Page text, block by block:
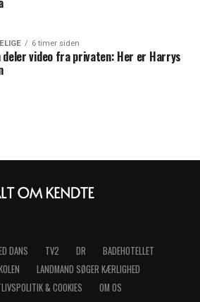
6 timer siden
deler video fra privaten: Her er Harrys
DANS TV2 DR
BADEHOTELLET
LANDMAND SØGER KÆRLIGHED
& COOKIES
OM OS